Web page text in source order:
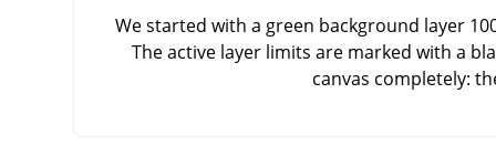
We started with a green background layer
The active layer limits are marked with a
canvas completely: